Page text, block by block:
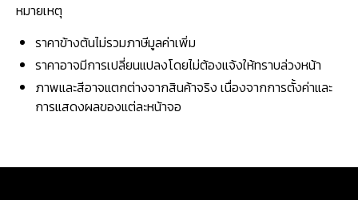
หมายเหตุ
ราคาข้างต้นไม่รวมภาษีมูลค่าเพิ่ม
ราคาอาจมีการเปลี่ยนแปลงโดยไม่ต้องแจ้งให้ทราบล่วงหน้า
ภาพและสีอาจแตกต่างจากสินค้าจริง เนื่องจากการตั้งค่าและ
การแสดงผลของแต่ละหน้าจอ